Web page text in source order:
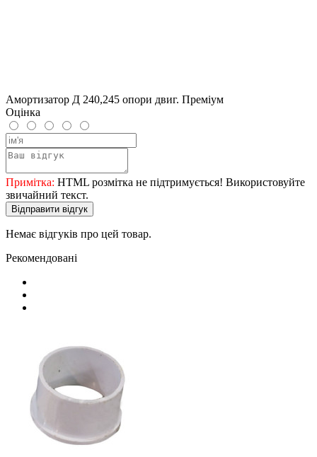
Амортизатор Д 240,245 опори двиг. Преміум
Оцінка
Примітка: HTML розмітка не підтримується! Використовуйте
звичайний текст.
Відправити відгук
Немає відгуків про цей товар.
Рекомендовані